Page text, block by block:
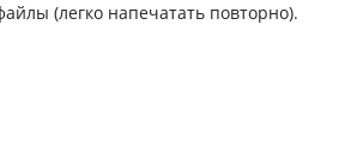
(легко напечатать повторно).